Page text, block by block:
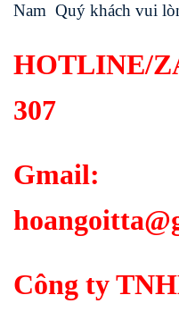
Nam Quý khách vui
HOTLINE/
307
Gmail:
Công ty